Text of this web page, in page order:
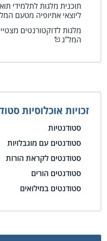
תוכנית מלגות לתלמידי
ליוצאי אתיופיה מטעם
מלגות לדוקטורנטים
המל"ג
זכויות אוכלוסיות
סטודנטיות
סטודנטים עם מוגבלויות
סטודנטים לקראת הורות
סטודנטים הורים
סטודנטים במילואים